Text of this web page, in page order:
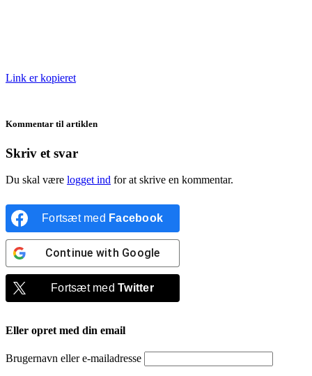
Link er kopieret
Kommentar til artiklen
Skriv et svar
Du skal være logget ind for at skrive en kommentar.
Fortsæt med Facebook
Continue with Google
Fortsæt medTwitter
Eller opret med din email
Brugernavn eller e-mailadresse